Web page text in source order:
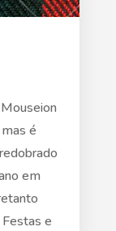
é
em
e